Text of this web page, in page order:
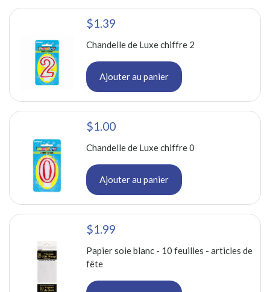
$1.39
Chandelle de Luxe chiffre 2
Ajouter au panier
$1.00
Chandelle de Luxe chiffre 0
Ajouter au panier
$1.99
Papier soie blanc - 10 feuilles - articles de
fête